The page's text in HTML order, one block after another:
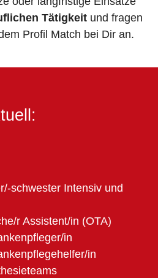
Tätigkeitund fragen
Profil Match bei Dir an.
schwester Intensiv und
r Assistent/in (OTA)
in
in